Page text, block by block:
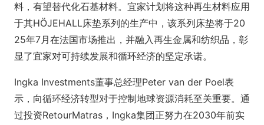
料，有望替代化石基材料。宜家计划将这种再生材料应用
于其HÖJEHALL床垫系列的生产中，该系列床垫将于20
25年7月在法国市场推出，并融入再生金属和纺织品，彰
显了宜家对可持续发展和循环经济的坚定承诺。
Ingka Investments董事总经理Peter van der Poel表
示，向循环经济转型对于控制地球资源消耗至关重要。通
过投资RetourMatras，Ingka集团正努力在2030年前实